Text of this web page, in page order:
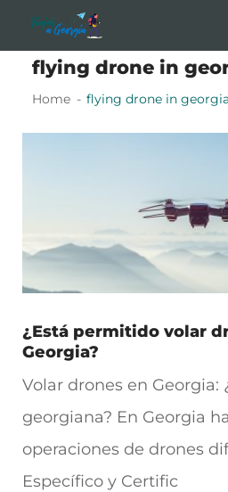
Skip
to
navigation
Skip
to
content
flying drone in
Home flying drone in georgia
¿Está permitido volar
Georgia?
Volar drones en
georgiana? En Georgia
operaciones de drones
Específico y Certific